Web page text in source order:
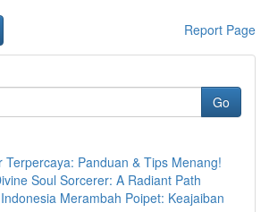
Report Page
Go
Terpercaya: Panduan & Tips Menang!
Soul Sorcerer: A Radiant Path
Merambah Poipet: Keajaiban